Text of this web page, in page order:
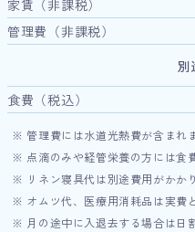
家賃（非課税）
管理費（非課税）
別
食費（税込）
※ 管理費には水道光熱費が含まれ
※ 点滴のみや経管栄養の方には食
※ リネン寝具代は別途費用がかか
※ オムツ代、医療用消耗品は実費
※ 月の途中に入退去する場合は日